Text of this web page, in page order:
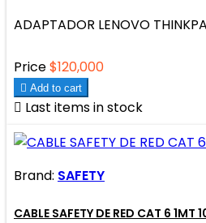
ADAPTADOR LENOVO
Price$120,000
 Add to cart
 Last items in stock
Brand: SAFETY
CABLE SAFETY DE RED CAT 6 1MT